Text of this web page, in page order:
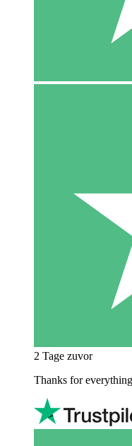
2 Tage zuvor
Thanks for everything